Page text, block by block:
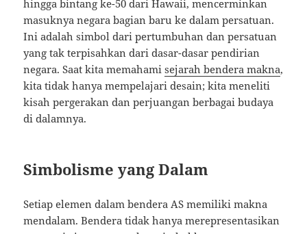
hingga bintang ke-50 dari Hawaii, mencerminkan
masuknya negara bagian baru ke dalam persatuan.
Ini adalah simbol dari pertumbuhan dan persatuan
yang tak terpisahkan dari dasar-dasar pendirian
negara. Saat kita memahamisejarah bendera makna,
kita tidak hanya mempelajari desain; kita meneliti
kisah pergerakan dan perjuangan berbagai budaya
di dalamnya.
Simbolisme yang Dalam
Setiap elemen dalam bendera AS memiliki makna
mendalam. Bendera tidak hanya merepresentasikan